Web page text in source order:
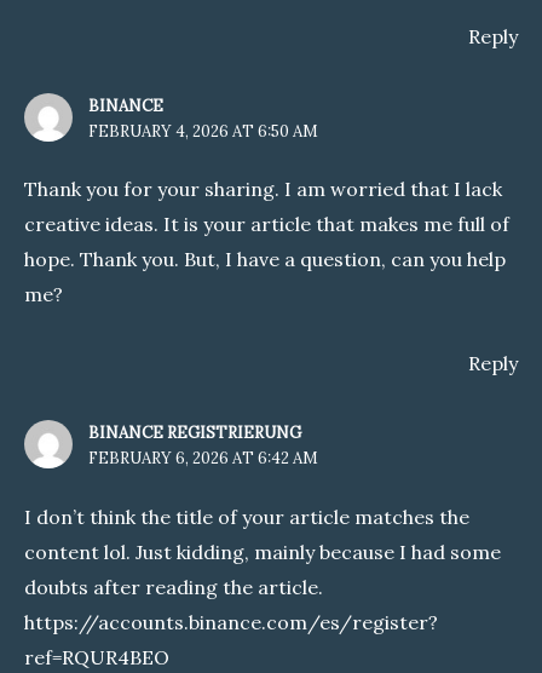
Reply
BINANCE
FEBRUARY 4, 2026 AT 6:50 AM
Thank you for your sharing. I am worried that I lack
creative ideas. It is your article that makes me full of
hope. Thank you. But, I have a question, can you help
me?
Reply
BINANCE REGISTRIERUNG
FEBRUARY 6, 2026 AT 6:42 AM
I don’t think the title of your article matches the
content lol. Just kidding, mainly because I had some
doubts after reading the article.
https://accounts.binance.com/es/register?
ref=RQUR4BEO